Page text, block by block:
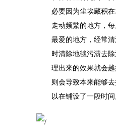
必要因为尘埃藏积
走动频繁的地方，
最爱的地方，经常
时清除地毯污渍去
理出来的效果就会
则会导致本来能够
以在铺设了一段时